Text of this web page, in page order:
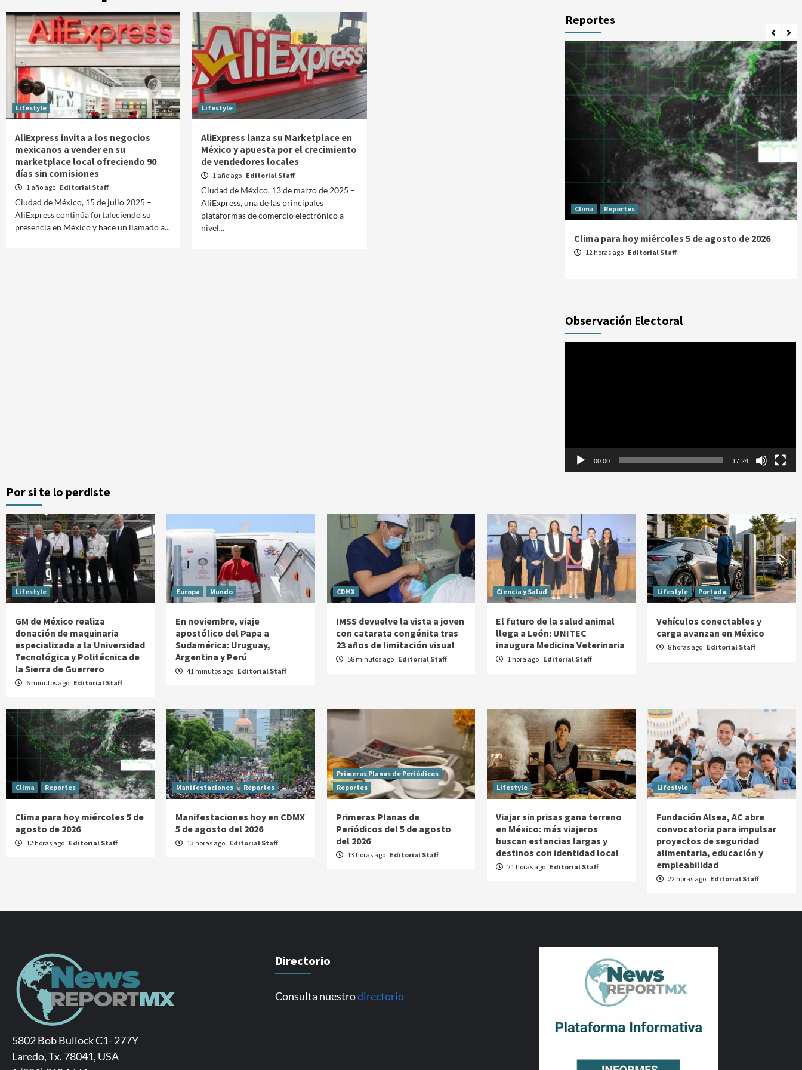
Lifestyle
AliExpress invita a los negocios
mexicanos a vender en su
marketplace local ofreciendo 90
días sin comisiones
1 año ago Editorial Staff
Ciudad de México, 15 de julio 2025 –
AliExpress continúa fortaleciendo su
presencia en México y hace un llamado a...
Lifestyle
AliExpress lanza su Marketplace en
México y apuesta por el crecimiento
de vendedores locales
1 año ago Editorial Staff
Ciudad de México, 13 de marzo de 2025 –
AliExpress, una de las principales
plataformas de comercio electrónico a
nivel...
Reportes
Clima Reportes
Clima para hoy miércoles 5 de agosto de 2026
12 horas ago Editorial Staff
Observación Electoral
00:00 17:24
Por si te lo perdiste
Lifestyle
GM de México realiza
donación de maquinaria
especializada a la Universidad
Tecnológica y Politécnica de
la Sierra de Guerrero
6 minutos ago Editorial Staff
Europa Mundo
En noviembre, viaje
apostólico del Papa a
Sudamérica: Uruguay,
Argentina y Perú
41 minutos ago Editorial Staff
CDMX
IMSS devuelve la vista a joven
con catarata congénita tras
23 años de limitación visual
58 minutos ago Editorial Staff
Ciencia y Salud
El futuro de la salud animal
llega a León: UNITEC
inaugura Medicina Veterinaria
1 hora ago Editorial Staff
Lifestyle Portada
Vehículos conectables y
carga avanzan en México
8 horas ago Editorial Staff
Clima Reportes
Clima para hoy miércoles 5 de
agosto de 2026
12 horas ago Editorial Staff
Manifestaciones Reportes
Manifestaciones hoy en CDMX
5 de agosto del 2026
13 horas ago Editorial Staff
Primeras Planas de Periódicos
Reportes
Primeras Planas de
Periódicos del 5 de agosto
del 2026
13 horas ago Editorial Staff
Lifestyle
Viajar sin prisas gana terreno
en México: más viajeros
buscan estancias largas y
destinos con identidad local
21 horas ago Editorial Staff
Lifestyle
Fundación Alsea, AC abre
convocatoria para impulsar
proyectos de seguridad
alimentaria, educación y
empleabilidad
22 horas ago Editorial Staff
5802 Bob Bullock C1- 277Y
Laredo, Tx. 78041, USA
Directorio
Consulta nuestrodirectorio